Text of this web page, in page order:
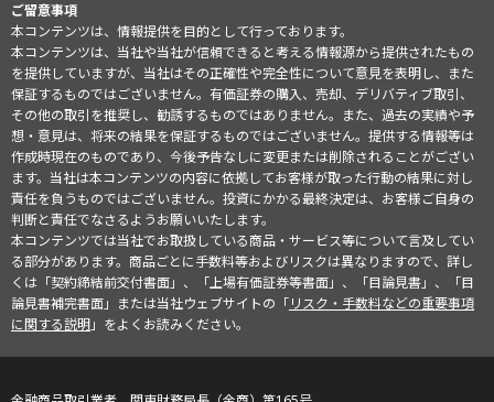
ご留意事項
本コンテンツは、情報提供を目的として行っております。
本コンテンツは、当社や当社が信頼できると考える情報源から提供されたもの
を提供していますが、当社はその正確性や完全性について意見を表明し、また
保証するものではございません。有価証券の購入、売却、デリバティブ取引、
その他の取引を推奨し、勧誘するものではありません。また、過去の実績や予
想・意見は、将来の結果を保証するものではございません。提供する情報等は
作成時現在のものであり、今後予告なしに変更または削除されることがござい
ます。当社は本コンテンツの内容に依拠してお客様が取った行動の結果に対し
責任を負うものではございません。投資にかかる最終決定は、お客様ご自身の
判断と責任でなさるようお願いいたします。
本コンテンツでは当社でお取扱している商品・サービス等について言及してい
る部分があります。商品ごとに手数料等およびリスクは異なりますので、詳し
くは「契約締結前交付書面」、「上場有価証券等書面」、「目論見書」、「目
論見書補完書面」または当社ウェブサイトの「リスク・手数料などの重要事項
に関する説明」をよくお読みください。